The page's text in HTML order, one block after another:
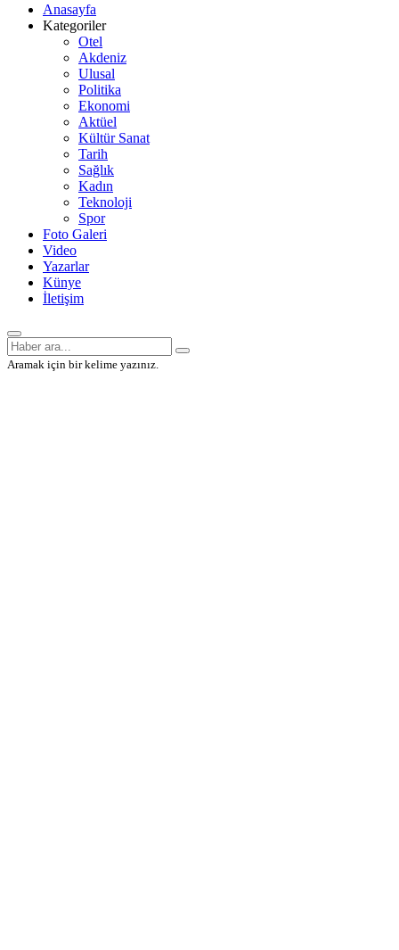
Anasayfa
Kategoriler
Otel
Akdeniz
Ulusal
Politika
Ekonomi
Aktüel
Kültür Sanat
Tarih
Sağlık
Kadın
Teknoloji
Spor
Foto Galeri
Video
Yazarlar
Künye
İletişim
Aramak için bir kelime yazınız.